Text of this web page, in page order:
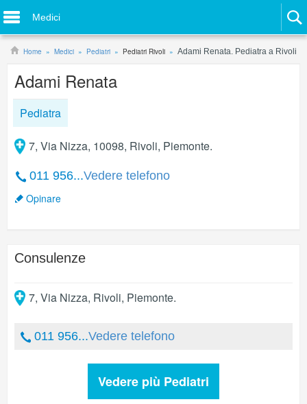
Medici
Home Medici Pediatri Pediatri Rivoli Adami Renata. Pediatra a Rivoli
Adami Renata
Pediatra
7, Via Nizza, 10098, Rivoli, Piemonte.
011 956...Vedere telefono
Opinare
Consulenze
7, Via Nizza, Rivoli, Piemonte.
011 956...Vedere telefono
Vedere più Pediatri